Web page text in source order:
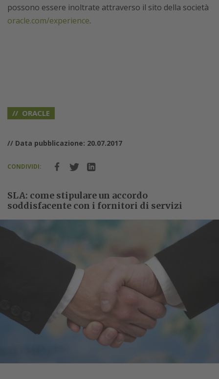
possono essere inoltrate attraverso il sito della società
oracle.com/experience.
ORACLE
// Data pubblicazione: 20.07.2017
CONDIVIDI:
SLA: come stipulare un accordo
soddisfacente con i fornitori di servizi